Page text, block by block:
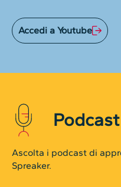
Accedi a Youtube
Podcast
Ascolta i podcast di
Spreaker.